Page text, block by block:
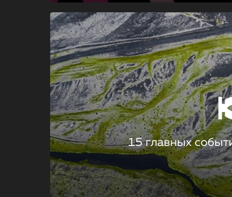
15 главных